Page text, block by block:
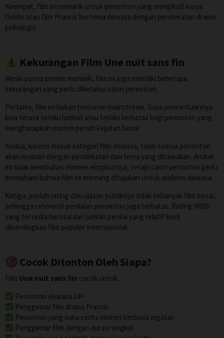
Keempat, film ini menarik untuk penonton yang mengikuti karya
Ovidie atau film Prancis bertema dewasa dengan pendekatan drama
psikologis.
Kekurangan Film Une nuit sans fin
Meski punya premis menarik, film ini juga memiliki beberapa
kekurangan yang perlu diketahui calon penonton.
Pertama, film ini bukan tontonan mainstream. Gaya penceritaannya
bisa terasa terlalu lambat atau terlalu terbatas bagi penonton yang
mengharapkan misteri penuh kejutan besar.
Kedua, karena masuk kategori film dewasa, tidak semua penonton
akan nyaman dengan pendekatan dan tema yang dibawakan. Artikel
ini tidak membahas elemen eksplisitnya, tetapi calon penonton perlu
memahami bahwa film ini memang ditujukan untuk audiens dewasa.
Ketiga, jumlah rating dan ulasan publiknya tidak sebanyak film besar,
sehingga referensi penilaian penonton juga terbatas. Rating IMDb
yang tersedia berasal dari jumlah penilai yang relatif kecil
dibandingkan film populer internasional.
Cocok Ditonton Oleh Siapa?
Film Une nuit sans fin cocok untuk:
Penonton dewasa 18+
Penggemar film drama Prancis
Penonton yang suka cerita misteri berbasis ingatan
Penggemar film dengan durasi singkat